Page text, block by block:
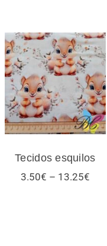
Tecidos esquilos
Tecidos esquilos
3.50€ – 13.25€Price